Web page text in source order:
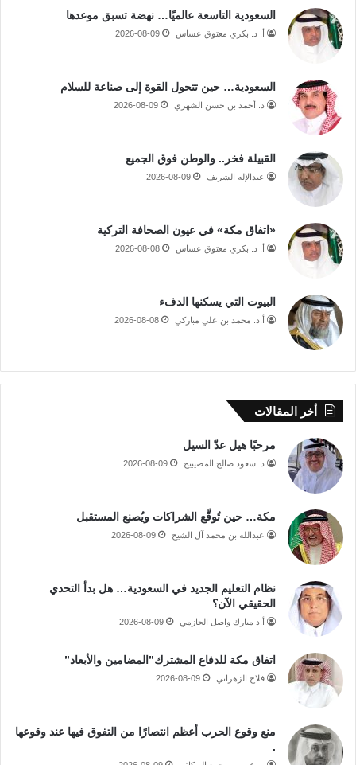
السعودية التاسعة عالميًا… نهضة تسبق موعدها
أ. د. بكري معتوق عساس 2026-08-09
السعودية… حين تتحول القوة إلى صناعة للسلام
د. أحمد بن حسن الشهري 2026-08-09
القبيلة فخر.. والوطن فوق الجميع
عبدالإله الشريف 2026-08-09
«اتفاق مكة» في عيون الصحافة التركية
أ. د. بكري معتوق عساس 2026-08-08
البيوت التي يسكنها الدفء
أ.د. محمد بن علي مباركي 2026-08-08
أخر المقالات
مرحبًا هيل عدّ السيل
د. سعود صالح المصيبيح 2026-08-09
مكة… حين تُوقَّع الشراكات ويُصنع المستقبل
عبدالله بن محمد آل الشيخ 2026-08-09
نظام التعليم الجديد في السعودية… هل بدأ التحدي
الحقيقي الآن؟
أ.د مبارك واصل الحازمي 2026-08-09
اتفاق مكة للدفاع المشترك”المضامين والأبعاد”
فلاح الزهراني 2026-08-09
منع وقوع الحرب أعظم انتصارًا من التفوق فيها عند وقوعها
.